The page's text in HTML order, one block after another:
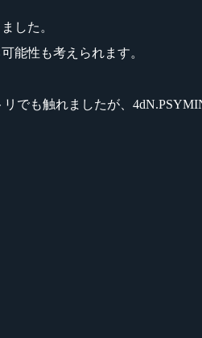
した。
能性も考えられます。
リでも触れましたが、